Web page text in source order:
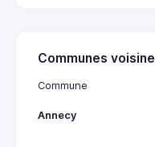
Communes
Commune
Annecy